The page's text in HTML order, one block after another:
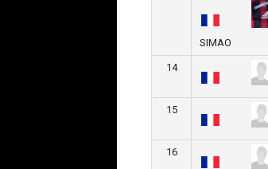
SIMAO
14
15
16